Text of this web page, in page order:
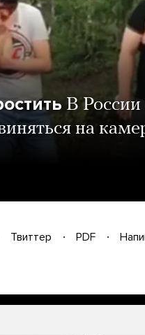
В
на
Твиттер PDF